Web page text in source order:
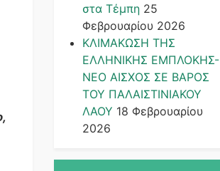
στα Τέμπη 25
Φεβρουαρίου 2026
ΚΛΙΜΑΚΩΣΗ ΤΗΣ
ΕΛΛΗΝΙΚΗΣ ΕΜΠΛΟΚΗΣ-
ΝΕΟ ΑΙΣΧΟΣ ΣΕ ΒΑΡΟΣ
ΤΟΥ ΠΑΛΑΙΣΤΙΝΙΑΚΟΥ
ΛΑΟΥ 18 Φεβρουαρίου
2026